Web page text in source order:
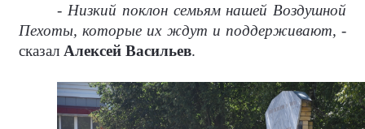
- Низкий поклон семьям нашей Воздушной
Пехоты, которые их ждут и поддерживают, -
сказал Алексей Васильев.